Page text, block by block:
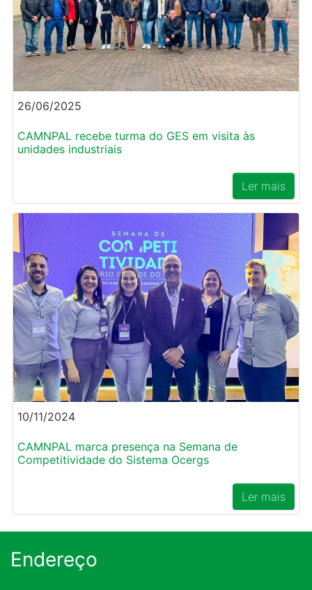
26/06/2025
CAMNPAL recebe turma do GES em visita às
unidades industriais
Ler mais
10/11/2024
CAMNPAL marca presença na Semana de
Competitividade do Sistema Ocergs
Ler mais
Endereço